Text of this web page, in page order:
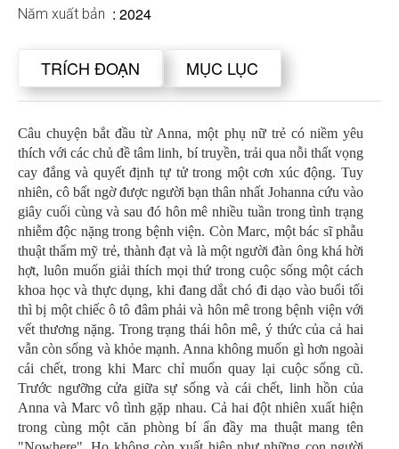
Năm xuất bản : 2024
TRÍCH ĐOẠN MỤC LỤC
Câu chuyện bắt đầu từ Anna, một phụ nữ trẻ có niềm yêu
thích với các chủ đề tâm linh, bí truyền, trải qua nỗi thất vọng
cay đắng và quyết định tự tử trong một cơn xúc động. Tuy
nhiên, cô bất ngờ được người bạn thân nhất Johanna cứu vào
giây cuối cùng và sau đó hôn mê nhiều tuần trong tình trạng
nhiễm độc nặng trong bệnh viện. Còn Marc, một bác sĩ phẫu
thuật thẩm mỹ trẻ, thành đạt và là một người đàn ông khá hời
hợt, luôn muốn giải thích mọi thứ trong cuộc sống một cách
khoa học và thực dụng, khi đang dắt chó đi dạo vào buổi tối
thì bị một chiếc ô tô đâm phải và hôn mê trong bệnh viện với
vết thương nặng. Trong trạng thái hôn mê, ý thức của cả hai
vẫn còn sống và khỏe mạnh. Anna không muốn gì hơn ngoài
cái chết, trong khi Marc chỉ muốn quay lại cuộc sống cũ.
Trước ngưỡng cửa giữa sự sống và cái chết, linh hồn của
Anna và Marc vô tình gặp nhau. Cả hai đột nhiên xuất hiện
trong cùng một căn phòng bí ẩn đầy ma thuật mang tên